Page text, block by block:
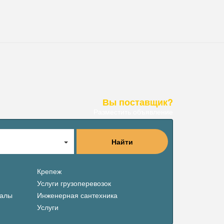
Вы поставщик?
Найти
Крепеж
Услуги грузоперевозок
Инженерная сантехника
Услуги